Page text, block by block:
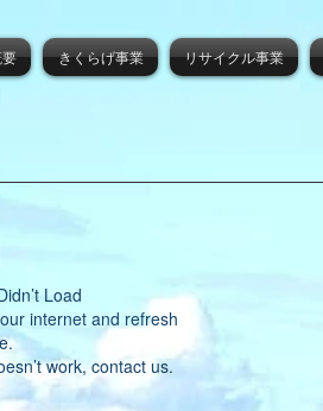
きくらげ事業 リサイクル事業
Load
internet and refresh
work, contact us.